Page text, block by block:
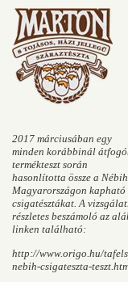
2017 márciusában egy
minden korábbinál
termékteszt során
hasonlította össze a
Magyarországon kapható
csigatésztákat. A
részletes beszámoló az
linken található:
http://www.origo.hu/
nebih-csigateszta-